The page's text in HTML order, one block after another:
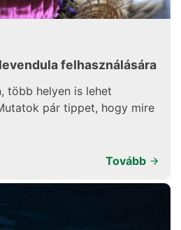
felhasználására
több helyen is lehet
pár tippet, hogy mire
Tovább